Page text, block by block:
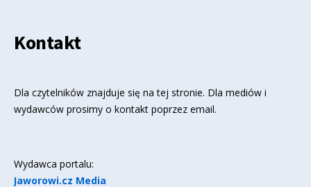
Kontakt
Dla czytelników znajduje się na tej stronie. Dla mediów i
wydawców prosimy o kontakt poprzez email.
Wydawca portalu:
Jaworowi.cz Media